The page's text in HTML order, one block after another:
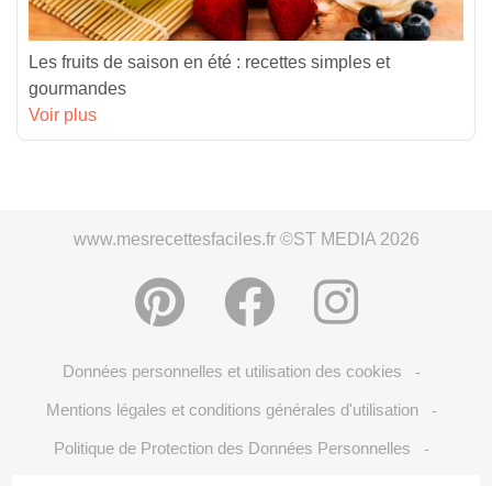
Les fruits de saison en été : recettes simples et
gourmandes
Voir plus
www.mesrecettesfaciles.fr ©ST MEDIA 2026
Données personnelles et utilisation des cookies -
Mentions légales et conditions générales d'utilisation -
Politique de Protection des Données Personnelles -